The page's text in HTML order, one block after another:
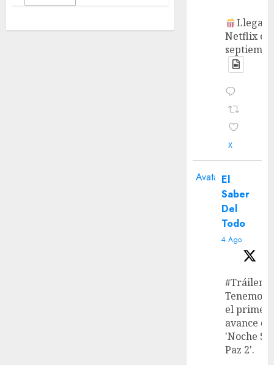
Llega a
Netflix en
X
Avatar El
Saber
Del
Todo
4 Ago
#Tráiler
Tenemos
el primer
avance de
'Noche
Paz 2'.